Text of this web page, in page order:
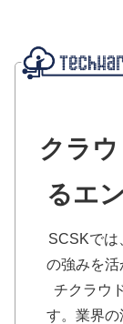
クラ
るエ
SCSKでは
の強みを
チクラウ
す。業界